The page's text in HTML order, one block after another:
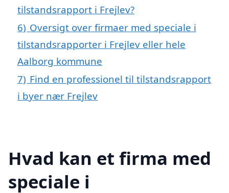
tilstandsrapport i Frejlev?
6) Oversigt over firmaer med speciale i
tilstandsrapporter i Frejlev eller hele
Aalborg kommune
7) Find en professionel til tilstandsrapport
i byer nær Frejlev
Hvad kan et firma med
speciale i